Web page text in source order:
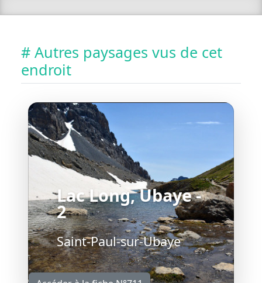
# Autres paysages vus de cet
endroit
Lac Long, Ubaye -
2
Saint-Paul-sur-Ubaye